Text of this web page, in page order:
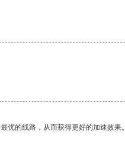
优的线路，从而获得更好的加速效果。